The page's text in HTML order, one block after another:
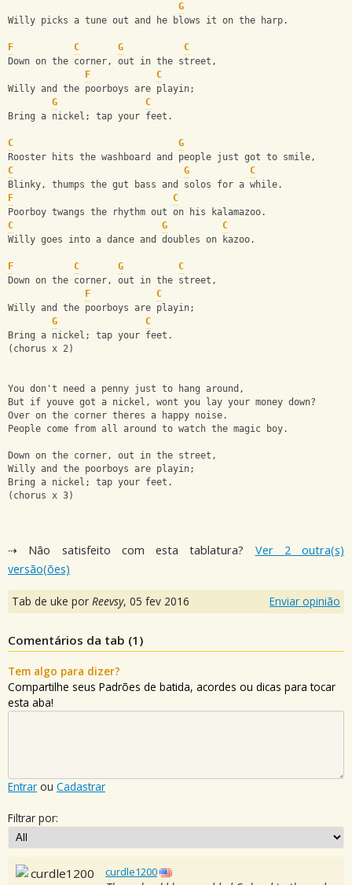
G
Willy picks a tune out and he blows it on the harp.
F C G
C
Down on the corner, out in the street,
F
C
Willy and the poorboys are playin;
G
C
Bring a nickel; tap your feet.
C
G
Rooster hits the washboard and people just got to smile,
C
G
C
Blinky, thumps the gut bass and solos for a while.
F
C
Poorboy twangs the rhythm out on his kalamazoo.
C
G
C
Willy goes into a dance and doubles on kazoo.
F C G
C
Down on the corner, out in the street,
F
C
Willy and the poorboys are playin;
G
C
Bring a nickel; tap your feet.
(chorus x 2)
You don't need a penny just to hang around,
But if youve got a nickel, wont you lay your money down?
Over on the corner theres a happy noise.
People come from all around to watch the magic boy.
Down on the corner, out in the street,
Willy and the poorboys are playin;
Bring a nickel; tap your feet.
(chorus x 3)
⇢ Não satisfeito com esta tablatura? Ver 2 outra(s)
versão(ões)
Tab de uke por Reevsy, 05 fev 2016 Enviar opinião
Comentários da tab (1 )
Tem algo para dizer?
Compartilhe seus Padrões de batida, acordes ou dicas para tocar
esta aba!
Entrar ou Cadastrar
Filtrar por:
curdle1200